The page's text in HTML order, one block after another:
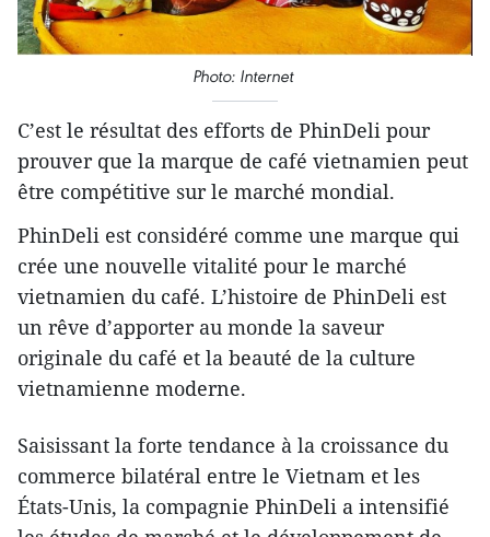
Photo: Internet
C’est le résultat des efforts de PhinDeli pour
prouver que la marque de café vietnamien peut
être compétitive sur le marché mondial.
PhinDeli est considéré comme une marque qui
crée une nouvelle vitalité pour le marché
vietnamien du café. L’histoire de PhinDeli est
un rêve d’apporter au monde la saveur
originale du café et la beauté de la culture
vietnamienne moderne.
Saisissant la forte tendance à la croissance du
commerce bilatéral entre le Vietnam et les
États-Unis, la compagnie PhinDeli a intensifié